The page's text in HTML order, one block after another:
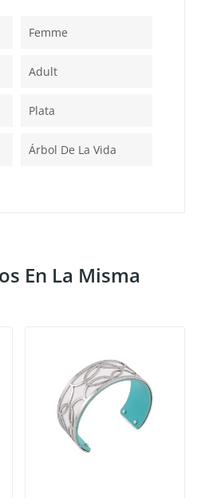
Femme
Adult
Plata
Árbol De La Vida
En La Misma